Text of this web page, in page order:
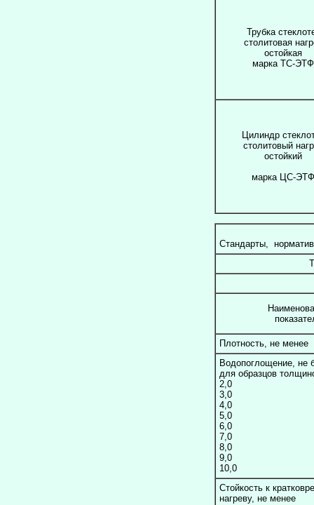
Трубка
столитовая
остойкая
марка ТС-ЭТФ
Цилиндр
столитовый
остойкий
марка ЦС-ЭТФ
Стандарты,
Плотность, не менее
Водопоглощение, не
для образцов
2,0
3,0
4,0
5,0
6,0
7,0
8,0
9,0
10,0
Стойкость к
нагреву, не менее